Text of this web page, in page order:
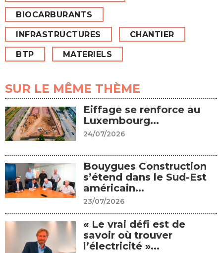
BIOCARBURANTS
INFRASTRUCTURES CHANTIER
BTP MATERIELS
SUR LE MÊME THÈME
Eiffage se renforce au
Luxembourg...
24/07/2026
Bouygues Construction
s’étend dans le Sud-Est
américain...
23/07/2026
« Le vrai défi est de
savoir où trouver
l’électricité »...